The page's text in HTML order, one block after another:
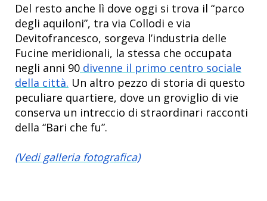
Del resto anche lì dove oggi si trova il “parco
degli aquiloni”, tra via Collodi e via
Devitofrancesco, sorgeva l’industria delle
Fucine meridionali, la stessa che occupata
negli anni 90 divenne il primo centro sociale
della città. Un altro pezzo di storia di questo
peculiare quartiere, dove un groviglio di vie
conserva un intreccio di straordinari racconti
della “Bari che fu”.
(Vedi galleria fotografica)